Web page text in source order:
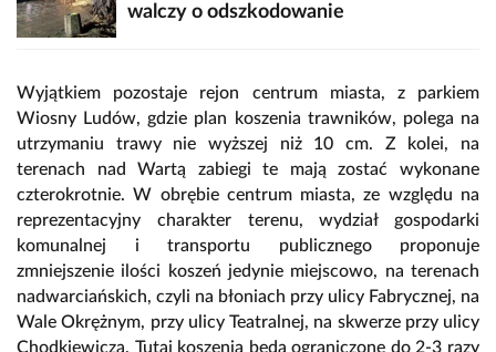
walczy o odszkodowanie
Wyjątkiem pozostaje rejon centrum miasta, z parkiem
Wiosny Ludów, gdzie plan koszenia trawników, polega na
utrzymaniu trawy nie wyższej niż 10 cm. Z kolei, na
terenach nad Wartą zabiegi te mają zostać wykonane
czterokrotnie. W obrębie centrum miasta, ze względu na
reprezentacyjny charakter terenu, wydział gospodarki
komunalnej i transportu publicznego proponuje
zmniejszenie ilości koszeń jedynie miejscowo, na terenach
nadwarciańskich, czyli na błoniach przy ulicy Fabrycznej, na
Wale Okrężnym, przy ulicy Teatralnej, na skwerze przy ulicy
Chodkiewicza. Tutaj koszenia będą ograniczone do 2-3 razy